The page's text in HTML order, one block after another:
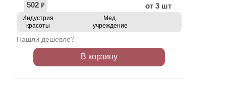
502 ₽ от 3 шт
Индустрия
красоты
Мед.
учреждение
Нашли дешевле?
В корзину